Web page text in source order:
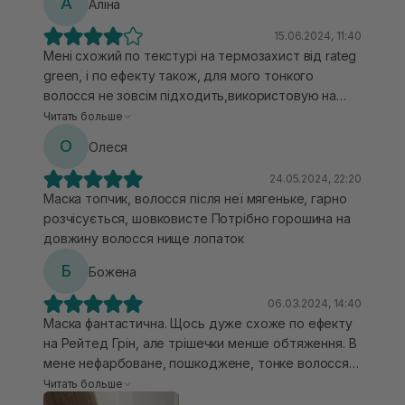
пригладжує волосся, надає блиску та мʼякості.
Має приємний квітковий-персиковий аромат.
Важлива деталь: якщо у вас тонке волосся,беріть
малесеньку горошинку, адже з ним можна легко
переборщити;)
Аліна
15.06.2024, 11:40
Мені схожий по текстурі на термозахист від rateg
green, і по ефекту також, для мого тонкого
волосся не зовсім підходить,використовую на
вологе волосся малесеньку горошинку бо легко
наношу,а зранку мию волосся,якогось особливого
ефекту не помічаю
Читать больше
О Олеся
24.05.2024, 22:20
Маска топчик, волосся після неї мягеньке, гарно
розчісується, шовковисте Потрібно горошина на
довжину волосся нище лопаток
Б Божена
06.03.2024, 14:40
Маска фантастична. Щось дуже схоже по ефекту
на Рейтед Грін, але трішечки менше обтяження. В
мене нефарбоване, пошкоджене, тонке волосся,
що часто плутається в осінньо/весняний період.
Читать больше